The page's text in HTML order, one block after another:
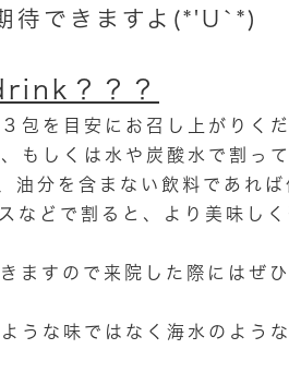
待できますよ(*'U`*)
？？？
包を目安にお召し上がりくだ
もしくは水や炭酸水で割っ
油分を含まない飲料であれ
などで割ると、より美味しく
ますので来院した際にはぜ
うな味ではなく海水のよう